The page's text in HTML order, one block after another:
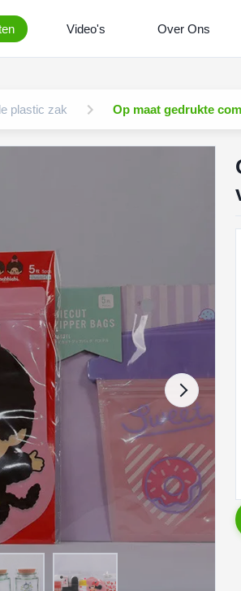
Video's Over Ons
plastic zak Op maat gedrukte